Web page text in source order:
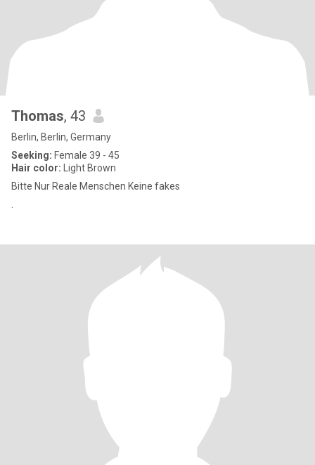
Thomas, 43
Berlin, Berlin, Germany
Seeking: Female 39 - 45
Hair color: Light Brown
Bitte Nur Reale Menschen Keine fakes